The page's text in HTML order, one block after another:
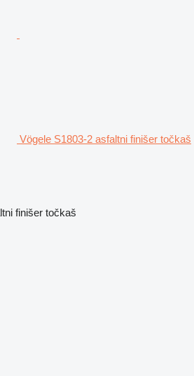
Vögele S1803-2 asfaltni finišer točkaš
finišer točkaš